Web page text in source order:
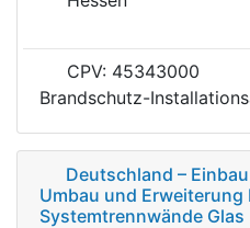
CPV: 45343000
Brandschutz-
Deutschland –
Umbau und Erweiterung
Systemtrennwände Glas